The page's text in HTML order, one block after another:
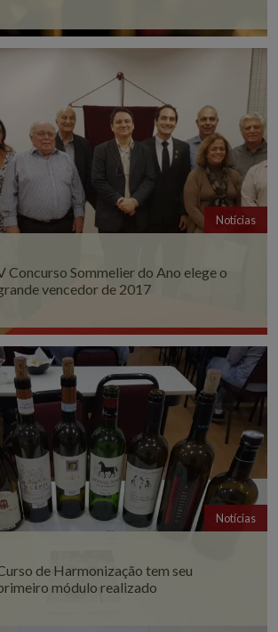
Notícias
Concurso Sommelier do Ano elege o
vencedor de 2017
Notícias
de Harmonização tem seu
módulo realizado